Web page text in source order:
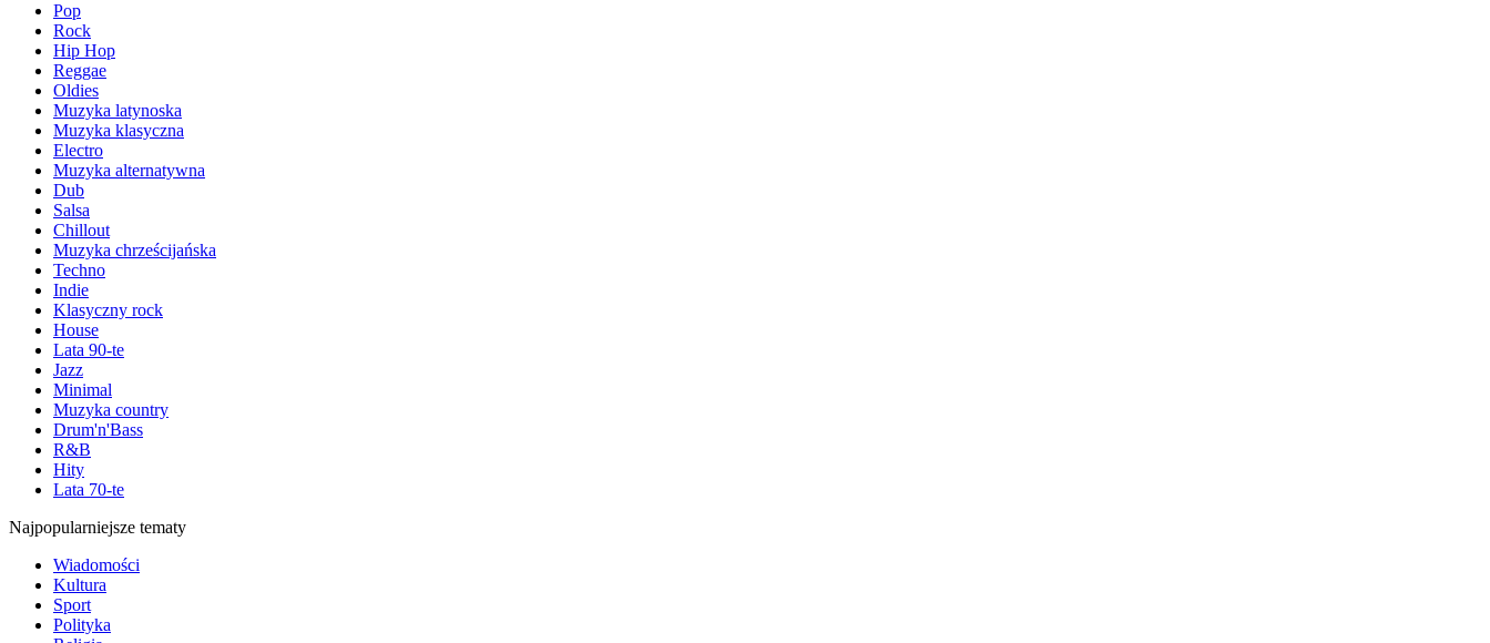
Pop
Rock
Hip Hop
Reggae
Oldies
Muzyka latynoska
Muzyka klasyczna
Electro
Muzyka alternatywna
Dub
Salsa
Chillout
Muzyka chrześcijańska
Techno
Indie
Klasyczny rock
House
Lata 90-te
Jazz
Minimal
Muzyka country
Drum'n'Bass
R&B
Hity
Lata 70-te
Najpopularniejsze tematy
Wiadomości
Kultura
Sport
Polityka